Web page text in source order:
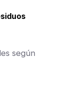
según